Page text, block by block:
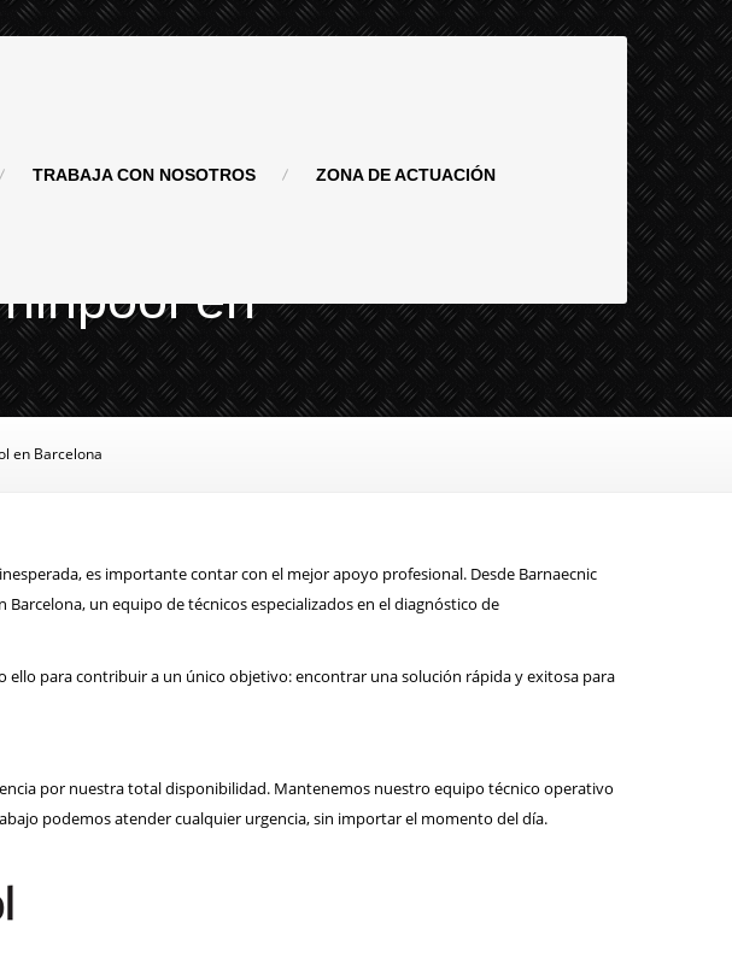
TRABAJACON NOSOTROS ZONADE ACTUACIÓN
en
en Barcelona
es importante contar con el mejor apoyo profesional. Desde Barnaecnic
Barcelona, un equipo de técnicos especializados en el diagnóstico de
ello para contribuir a un único objetivo: encontrar una solución rápida y exitosa para
por nuestra total disponibilidad. Mantenemos nuestro equipo técnico operativo
podemos atender cualquier urgencia, sin importar el momento del día.